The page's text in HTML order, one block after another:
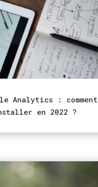
Analytics : comment
en 2022 ?